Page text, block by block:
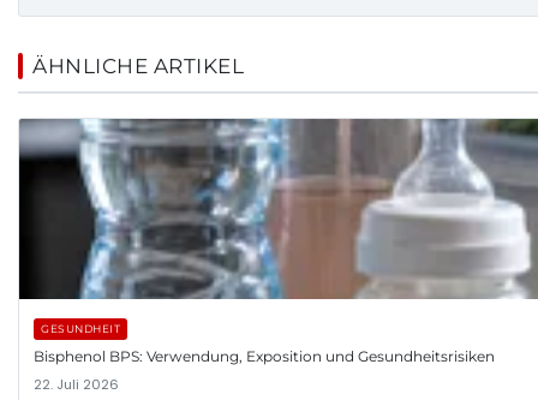
ÄHNLICHE ARTIKEL
GESUNDHEIT
Bisphenol BPS: Verwendung, Exposition und Gesundheitsrisiken
22. Juli 2026